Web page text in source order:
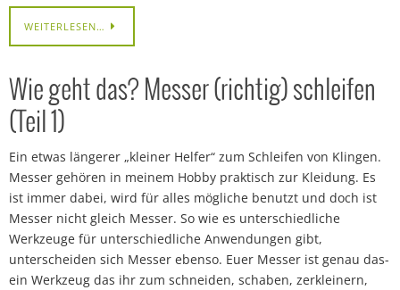
WEITERLESEN…
Wie geht das? Messer (richtig) schleifen
(Teil 1)
Ein etwas längerer „kleiner Helfer“ zum Schleifen von Klingen.
Messer gehören in meinem Hobby praktisch zur Kleidung. Es
ist immer dabei, wird für alles mögliche benutzt und doch ist
Messer nicht gleich Messer. So wie es unterschiedliche
Werkzeuge für unterschiedliche Anwendungen gibt,
unterscheiden sich Messer ebenso. Euer Messer ist genau das-
ein Werkzeug das ihr zum schneiden, schaben, zerkleinern,